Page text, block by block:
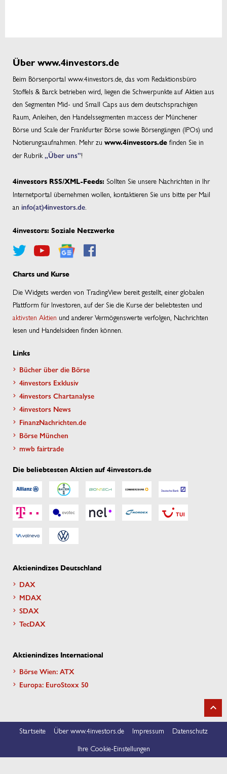
Über www.4investors.de
Beim Börsenportal www.4investors.de, das vom Redaktionsbüro
Stoffels & Barck betrieben wird, liegen die Schwerpunkte auf Aktien aus
den Segmenten Mid- und Small Caps aus dem deutschsprachigen
Raum, Anleihen, den Handelssegmenten m:access der Münchener
Börse und Scale der Frankfurter Börse sowie Börsengängen (IPOs) und
Notierungsaufnahmen. Mehr zu www.4investors.de finden Sie in
der Rubrik „Über uns”!
4investors RSS/XML-Feeds: Sollten Sie unsere Nachrichten in Ihr
Internetportal übernehmen wollen, kontaktieren Sie uns bitte per Mail
an info(at)4investors.de
4investors: Soziale Netzwerke
Charts und Kurse
Die Widgets werden von TradingView bereit gestellt, einer globalen
Plattform für Investoren, auf der Sie die Kurse der beliebtesten und
aktivsten Aktien und anderer Vermögenswerte verfolgen, Nachrichten
lesen und Handelsideen finden können.
Links
Bücher über die Börse
4investors Exklusiv
4investors Chartanalyse
4investors News
FinanzNachrichten.de
Börse München
mwb fairtrade
Die beliebtesten Aktien auf 4investors.de
Aktienindizes Deutschland
DAX
MDAX
SDAX
TecDAX
Aktienindizes International
Börse Wien: ATX
Europa: EuroStoxx 50
Startseite Über www.4investors.de Impressum
Datenschutz
Ihre Cookie-Einstellungen